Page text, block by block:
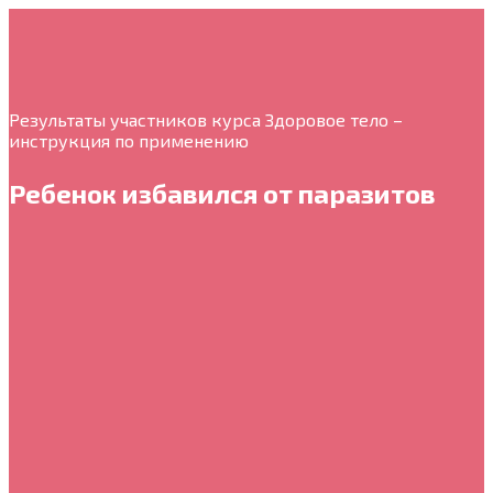
Результаты участников курса Здоровое тело –
инструкция по применению
Ребенок избавился от паразитов